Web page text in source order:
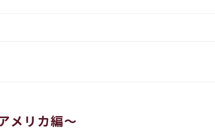
リア、アメリカのインポ
維」
メリカ編～